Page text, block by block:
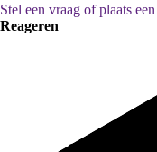
Stel een vraag of plaats
Reageren